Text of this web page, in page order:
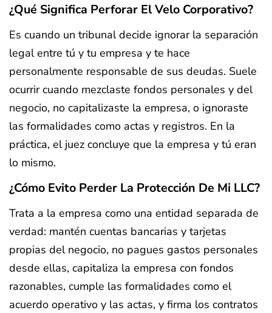
¿Qué Significa Perforar El Velo Corporativo?
Es cuando un tribunal decide ignorar la separación
legal entre tú y tu empresa y te hace
personalmente responsable de sus deudas. Suele
ocurrir cuando mezclaste fondos personales y del
negocio, no capitalizaste la empresa, o ignoraste
las formalidades como actas y registros. En la
práctica, el juez concluye que la empresa y tú eran
lo mismo.
¿Cómo Evito Perder La Protección De Mi LLC?
Trata a la empresa como una entidad separada de
verdad: mantén cuentas bancarias y tarjetas
propias del negocio, no pagues gastos personales
desde ellas, capitaliza la empresa con fondos
razonables, cumple las formalidades como el
acuerdo operativo y las actas, y firma los contratos